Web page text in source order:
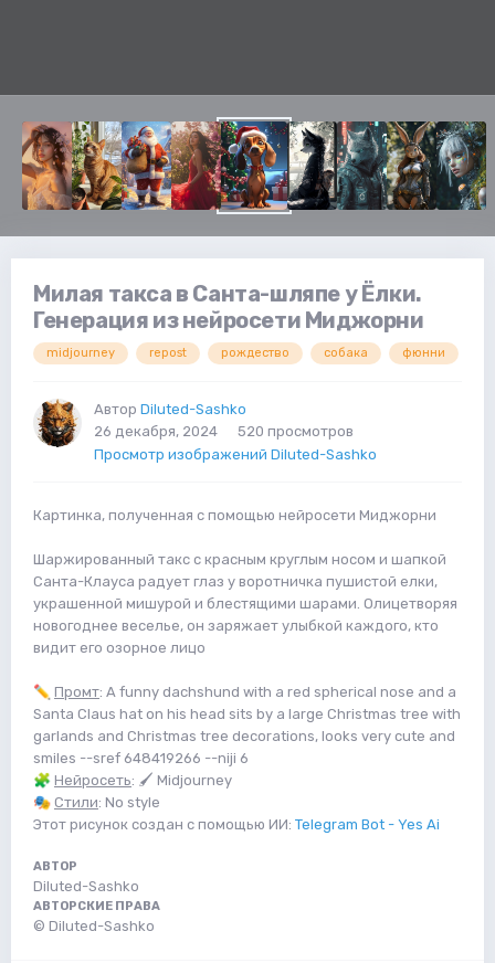
Милая такса в Санта-шляпе у Ёлки.
Генерация из нейросети Миджорни
midjourney repost рождество собака фюнни
Автор Diluted-Sashko
26 декабря, 2024
520 просмотров
Просмотр изображений Diluted-Sashko
Картинка, полученная с помощью нейросети Миджорни
Шаржированный такс с красным круглым носом и шапкой
Санта-Клауса радует глаз у воротничка пушистой елки,
украшенной мишурой и блестящими шарами. Олицетворяя
новогоднее веселье, он заряжает улыбкой каждого, кто
видит его озорное лицо
✏️ Промт: A funny dachshund with a red spherical nose and a
Santa Claus hat on his head sits by a large Christmas tree with
garlands and Christmas tree decorations, looks very cute and
smiles --sref 648419266 --niji 6
🧩 Нейросеть: 🖌 Midjourney
🎭 Стили: No style
Этот рисунок создан с помощью ИИ: Telegram Bot - Yes Ai
АВТОР
Diluted-Sashko
АВТОРСКИЕ ПРАВА
© Diluted-Sashko